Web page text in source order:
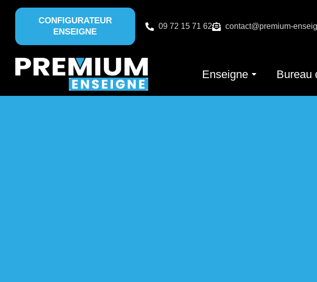
CONFIGURATEUR
ENSEIGNE
09 72 15 71 62 contact@premium-
Enseigne Bureau